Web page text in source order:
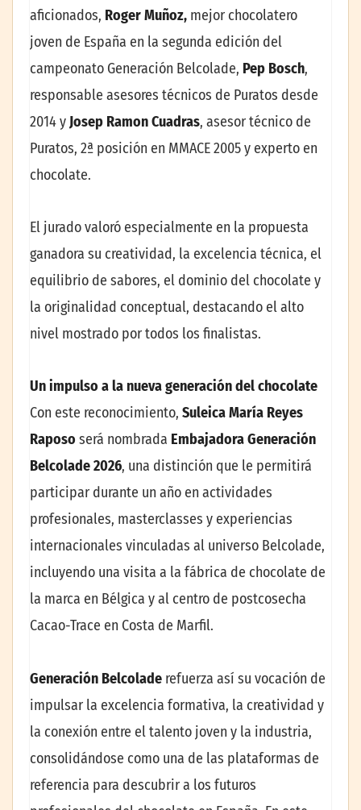
aficionados, Roger Muñoz, mejor chocolatero
joven de España en la segunda edición del
campeonato Generación Belcolade, Pep Bosch,
responsable asesores técnicos de Puratos desde
2014 y Josep Ramon Cuadras, asesor técnico de
Puratos, 2ª posición en MMACE 2005 y experto en
chocolate.
El jurado valoró especialmente en la propuesta
ganadora su creatividad, la excelencia técnica, el
equilibrio de sabores, el dominio del chocolate y
la originalidad conceptual, destacando el alto
nivel mostrado por todos los finalistas.
Un impulso a la nueva generación del chocolate
Con este reconocimiento, Suleica María Reyes
Raposo será nombrada Embajadora Generación
Belcolade 2026, una distinción que le permitirá
participar durante un año en actividades
profesionales, masterclasses y experiencias
internacionales vinculadas al universo Belcolade,
incluyendo una visita a la fábrica de chocolate de
la marca en Bélgica y al centro de postcosecha
Cacao-Trace en Costa de Marfil.
Generación Belcolade refuerza así su vocación de
impulsar la excelencia formativa, la creatividad y
la conexión entre el talento joven y la industria,
consolidándose como una de las plataformas de
referencia para descubrir a los futuros